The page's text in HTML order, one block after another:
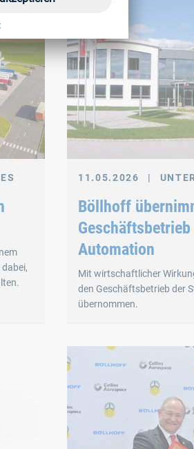
11.05.2026 |
Böllhoff
Automation
Mit wirtschaftlicher
den Geschäftsbetrieb der
übernommen.